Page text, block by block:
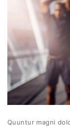
Quuntur magni